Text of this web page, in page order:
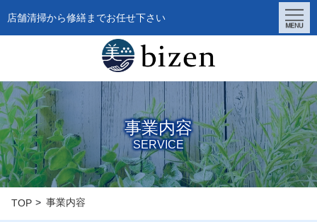
店舗清掃から修繕までお任せ下さい
事業内容
SERVICE
TOP 事業内容